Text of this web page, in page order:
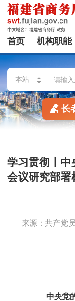
首页 机构职能
长
学习贯彻丨中
会议研究部署
来源：共产党
中央党